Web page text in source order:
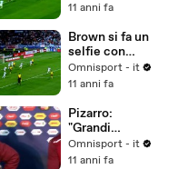
11 anni fa
Brown si fa un
selfie con
Messi
Omnisport - it
11 anni fa
Pizarro:
"Grandi
obiettivi per il
Perù"
Omnisport - it
11 anni fa